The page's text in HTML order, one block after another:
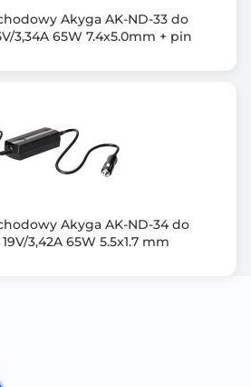
Akyga AK-ND-33 do
3,34A 65W 7.4x5.0mm + pin
Akyga AK-ND-34 do
3,42A 65W 5.5x1.7 mm